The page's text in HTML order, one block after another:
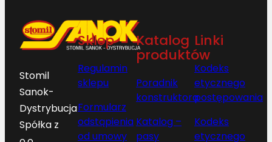
Stomil
Sanok-
Dystrybucja
Spółka z
Sklep
Regulamin
sklepu
Formularz
odstąpienia
od umowy
Katalog
produktów
Poradnik
konstruktora
Katalog –
pasy
Linki
Kodeks
etycznego
postępowania
Kodeks
etycznego